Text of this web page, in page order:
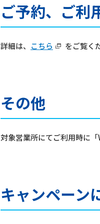
ご予約、ご利
詳細は、 こちら をご覧く
その他
対象営業所にてご利用時に
キャンペーン